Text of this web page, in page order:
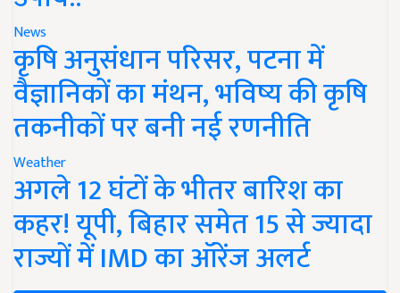
News
कृषि अनुसंधान परिसर, पटना में
वैज्ञानिकों का मंथन, भविष्य की कृषि
तकनीकों पर बनी नई रणनीति
Weather
अगले 12 घंटों के भीतर बारिश का
कहर! यूपी, बिहार समेत 15 से ज्यादा
राज्यों में IMD का ऑरेंज अलर्ट